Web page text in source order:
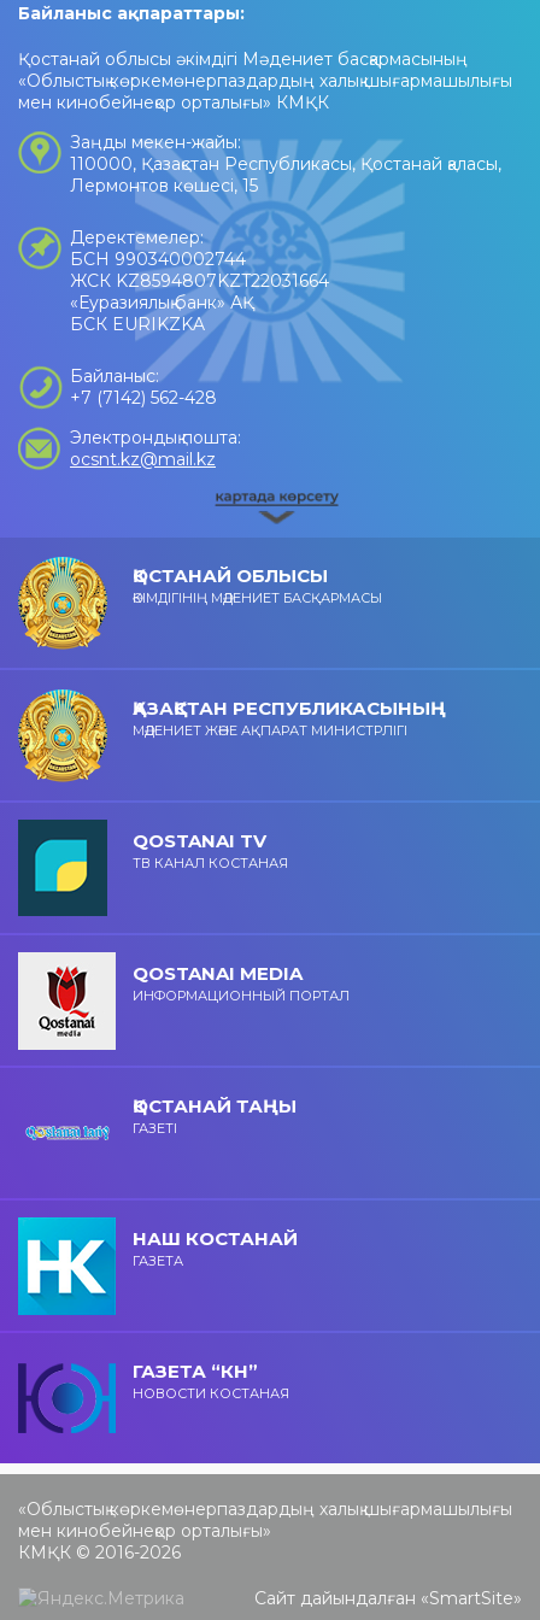
Байланыс ақпараттары:
Қостанай облысы әкімдігі Мәдениет басқармасының
«Облыстық көркемөнерпаздардың халық шығармашылығы
мен кинобейнеқор орталығы» КМҚК
Заңды мекен-жайы:
110000, Қазақстан Республикасы, Қостанай қаласы,
Лермонтов көшесі, 15
Деректемелер:
БСН 990340002744
ЖСК KZ8594807KZT22031664
«Еуразиялық банк» АҚ
БСК EURIKZKA
Байланыс:
+7 (7142) 562-428
Электрондық пошта:
ocsnt.kz@mail.kz
ҚОСТАНАЙ ОБЛЫСЫ
ӘКІМДІГІНІҢ МӘДЕНИЕТ БАСҚАРМАСЫ
ҚАЗАҚСТАН РЕСПУБЛИКАСЫНЫҢ
МӘДЕНИЕТ ЖӘНЕ АҚПАРАТ МИНИСТРЛІГІ
QOSTANAI TV
ТВ КАНАЛ КОСТАНАЯ
QOSTANAI MEDIA
ИНФОРМАЦИОННЫЙ ПОРТАЛ
ҚОСТАНАЙ ТАҢЫ
ГАЗЕТІ
НАШ КОСТАНАЙ
ГАЗЕТА
ГАЗЕТА “КН”
НОВОСТИ КОСТАНАЯ
«Облыстық көркемөнерпаздардың халық шығармашылығы
мен кинобейнеқор орталығы»
КМҚК © 2016-2026
Сайт дайындалған «SmartSite»